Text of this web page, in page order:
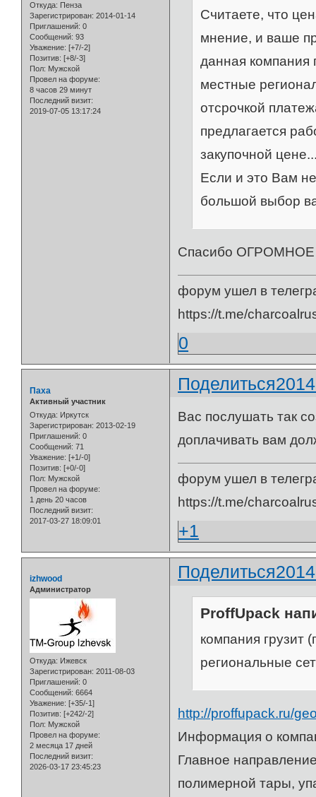
Откуда: Пенза
Зарегистрирован: 2014-01-14
Приглашений: 0
Сообщений: 93
Уважение: [+7/-2]
Позитив: [+8/-3]
Пол: Мужской
Провел на форуме:
8 часов 29 минут
Последний визит:
2019-07-05 13:17:24
Считаете, что
мнение, и ваше
данная компания
местные
отсрочкой
предлагается
закупочной
Если и это Вам
большой выбор
Спасибо ОГРОМНОЕ
форум ушел в
https://t.me/
0
Поделиться
Паха
Активный участник
Откуда: Иркутск
Зарегистрирован: 2013-02-19
Приглашений: 0
Сообщений: 71
Уважение: [+1/-0]
Позитив: [+0/-0]
Пол: Мужской
Провел на форуме:
1 день 20 часов
Последний визит:
2017-03-27 18:09:01
Вас послушать так
доплачивать вам
форум ушел в
https://t.me/
+1
Поделиться
izhwood
Администратор
Откуда: Ижевск
Зарегистрирован: 2011-08-03
Приглашений: 0
Сообщений: 6664
Уважение: [+35/-1]
Позитив: [+242/-2]
Пол: Мужской
Провел на форуме:
2 месяца 17 дней
Последний визит:
2026-03-17 23:45:23
ProffUpack
компания грузит
региональные
http://proffupack.ru/
Информация о
Главное
полимерной тары,